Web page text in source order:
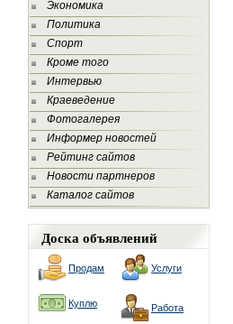
Экономика
Политика
Спорт
Кроме того
Интервью
Краеведение
Фотогалерея
Информер новостей
Рейтинг сайтов
Новости партнеров
Каталог сайтов
Доска объявлений
Продам Услуги
Куплю Работа